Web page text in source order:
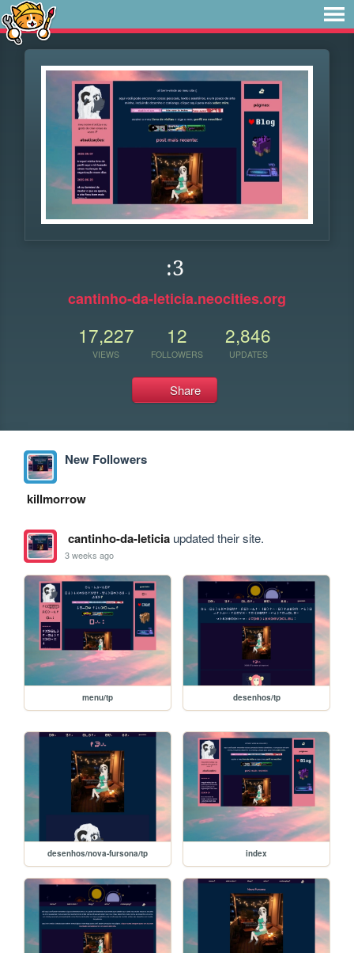
:3
cantinho-da-leticia.neocities.org
17,227
VIEWS
12
FOLLOWERS
2,846
UPDATES
Share
New Followers
killmorrow
cantinho-da-leticiaupdated their site.
3 weeks ago
menu/tp desenhos/tp
desenhos/nova-fursona/tp index